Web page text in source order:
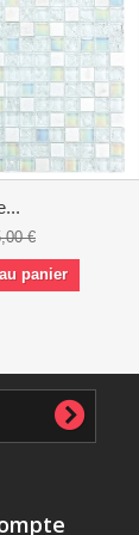
€
panier